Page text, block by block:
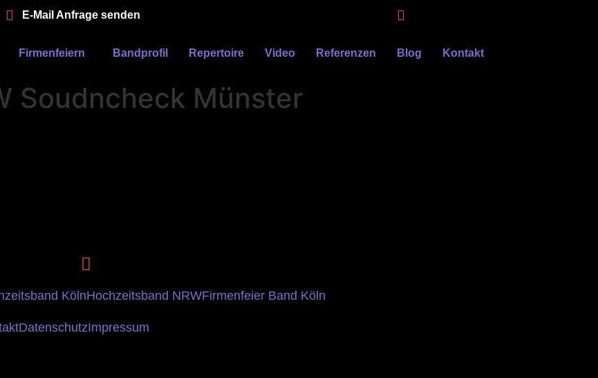
E-Mail Anfrage senden
Firmenfeiern Bandprofil Repertoire Video Referenzen Blog Kontakt
Soudncheck Münster
KölnHochzeitsband NRWFirmenfeier Band Köln
DatenschutzImpressum